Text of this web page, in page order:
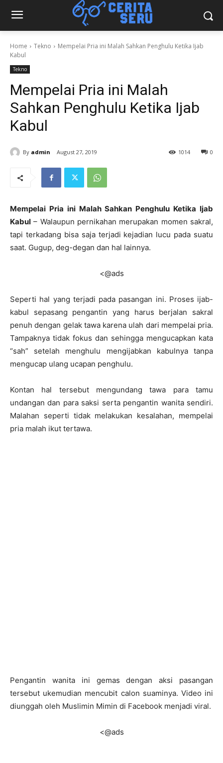
Home Tekno
Mempelai Pria ini Malah Sahkan Penghulu Ketika Ijab
Kabul
Tekno
Mempelai Pria ini Malah
Sahkan Penghulu Ketika Ijab
Kabul
By admin August 27, 2019 0
1014
Mempelai Pria ini Malah Sahkan Penghulu Ketika Ijab
Kabul – Walaupun pernikahan merupakan momen sakral,
tapi terkadang bisa saja terjadi kejadian lucu pada suatu
saat. Gugup, deg-degan dan hal lainnya.
<@ads
Seperti hal yang terjadi pada pasangan ini. Proses ijab-
kabul sepasang pengantin yang harus berjalan sakral
penuh dengan gelak tawa karena ulah dari mempelai pria.
Tampaknya tidak fokus dan sehingga mengucapkan kata
“sah” setelah menghulu mengijabkan kabulnya tanpa
mengucap ulang ucapan penghulu.
Kontan hal tersebut mengundang tawa para tamu
undangan dan para saksi serta pengantin wanita sendiri.
Malahan seperti tidak melakukan kesalahan, mempelai
pria malah ikut tertawa.
Pengantin wanita ini gemas dengan aksi pasangan
tersebut ukemudian mencubit calon suaminya. Video ini
diunggah oleh Muslimin Mimin di Facebook menjadi viral.
<@ads